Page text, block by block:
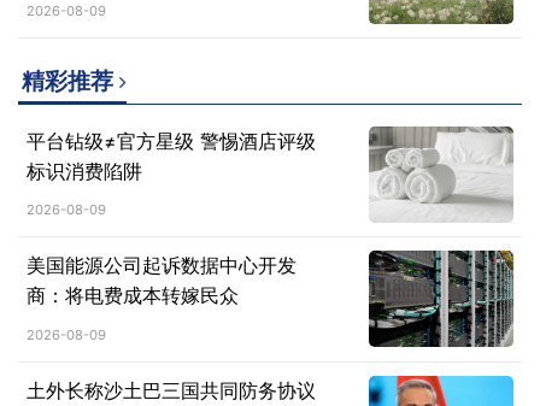
2026-08-09
精彩推荐
平台钻级≠官方星级 警惕酒店评级
标识消费陷阱
2026-08-09
美国能源公司起诉数据中心开发
商：将电费成本转嫁民众
2026-08-09
土外长称沙土巴三国共同防务协议